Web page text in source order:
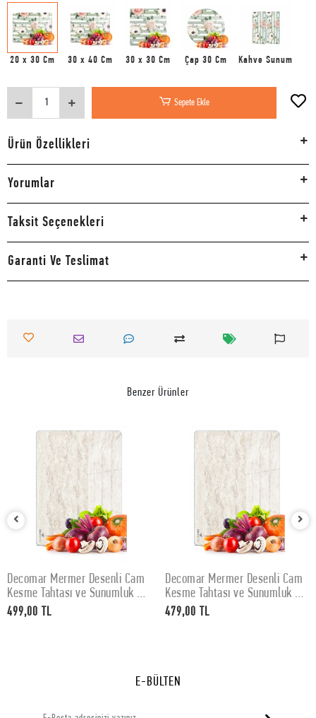
20 x 30 Cm 30 x 40 Cm 30 x 30 Cm Çap 30 Cm Kahve Sunum
Sepete Ekle
Ürün Özellikleri
Yorumlar
Taksit Seçenekleri
Garanti Ve Teslimat
Benzer Ürünler
SEPETE EKLE
Decomar Mermer Desenli Cam
Kesme Tahtası ve Sunumluk 30
x 40 cm
499,00 TL
SEPETE EKLE
Decomar Mermer Desenli Cam
Kesme Tahtası ve Sunumluk 25
x 35 cm
479,00 TL
E-BÜLTEN